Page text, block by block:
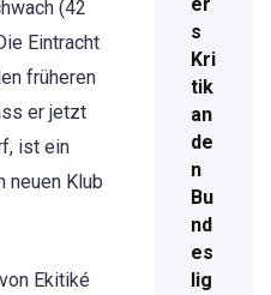
(42
Eintracht
früheren
er jetzt
ist ein
neuen Klub
Ekitiké
s
Kri
tik
an
de
n
Bu
nd
es
lig